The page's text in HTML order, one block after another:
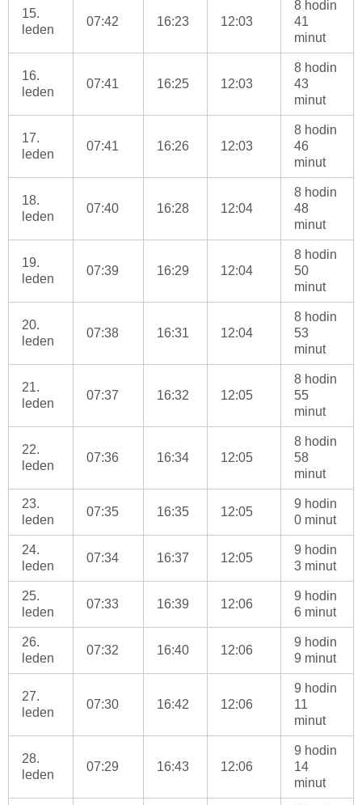
15.
leden
07:42 16:23 12:03
8 hodin
41
minut
16.
leden
07:41 16:25 12:03
8 hodin
43
minut
17.
leden
07:41 16:26 12:03
8 hodin
46
minut
18.
leden
07:40 16:28 12:04
8 hodin
48
minut
19.
leden
07:39 16:29 12:04
8 hodin
50
minut
20.
leden
07:38 16:31 12:04
8 hodin
53
minut
21.
leden
07:37 16:32 12:05
8 hodin
55
minut
22.
leden
07:36 16:34 12:05
8 hodin
58
minut
23.
leden
07:35 16:35 12:05
9 hodin
0 minut
24.
leden
07:34 16:37 12:05
9 hodin
3 minut
25.
leden
07:33 16:39 12:06
9 hodin
6 minut
26.
leden
07:32 16:40 12:06
9 hodin
9 minut
27.
leden
07:30 16:42 12:06
9 hodin
11
minut
28.
leden
07:29 16:43 12:06
9 hodin
14
minut